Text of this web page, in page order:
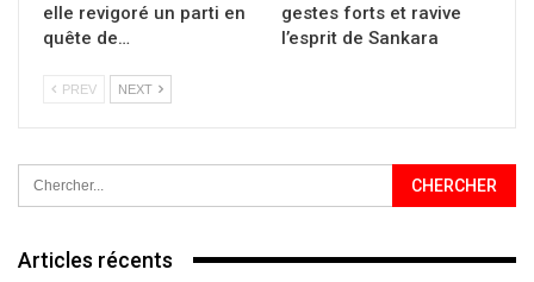
elle revigoré un parti en
quête de…
gestes forts et ravive
l’esprit de Sankara
PREV NEXT
Articles récents